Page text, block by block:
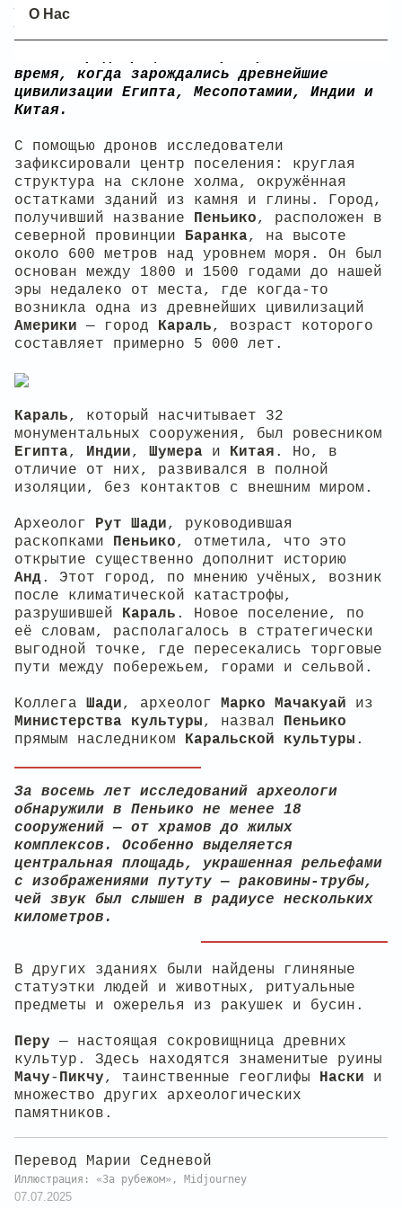
О Нас
узлом, соединявшим культуры
Тихоокеанского побережья, Анд и Амазонии.
время, когда зарождались древнейшие
цивилизации Египта, Месопотамии, Индии и
Китая.
С помощью дронов исследователи
зафиксировали центр поселения: круглая
структура на склоне холма, окружённая
остатками зданий из камня и глины. Город,
получивший название Пеньико, расположен в
северной провинции Баранка, на высоте
около 600 метров над уровнем моря. Он был
основан между 1800 и 1500 годами до нашей
эры недалеко от места, где когда-то
возникла одна из древнейших цивилизаций
Америки — город Караль, возраст которого
составляет примерно 5 000 лет.
Караль, который насчитывает 32
монументальных сооружения, был ровесником
Египта, Индии, Шумера и Китая . Но, в
отличие от них, развивался в полной
изоляции, без контактов с внешним миром.
Археолог Рут Шади, руководившая
раскопками Пеньико, отметила, что это
открытие существенно дополнит историю
Анд. Этот город, по мнению учёных, возник
после климатической катастрофы,
разрушившей Караль . Новое поселение, по
её словам, располагалось в стратегически
выгодной точке, где пересекались торговые
пути между побережьем, горами и сельвой.
Коллега Шади, археолог Марко Мачакуай из
Министерства культуры, назвал Пеньико
прямым наследником Каральской культуры .
За восемь лет исследований археологи
обнаружили в Пеньико не менее 18
сооружений — от храмов до жилых
комплексов. Особенно выделяется
центральная площадь, украшенная рельефами
с изображениями путуту — раковины-трубы,
чей звук был слышен в радиусе нескольких
километров.
В других зданиях были найдены глиняные
статуэтки людей и животных, ритуальные
предметы и ожерелья из ракушек и бусин.
Перу — настоящая сокровищница древних
культур. Здесь находятся знаменитые руины
Мачу- Пикчу, таинственные геоглифы Наски и
множество других археологических
памятников.
Перевод Марии Седневой
Иллюстрация: «За рубежом», Midjourney
07.07.2025